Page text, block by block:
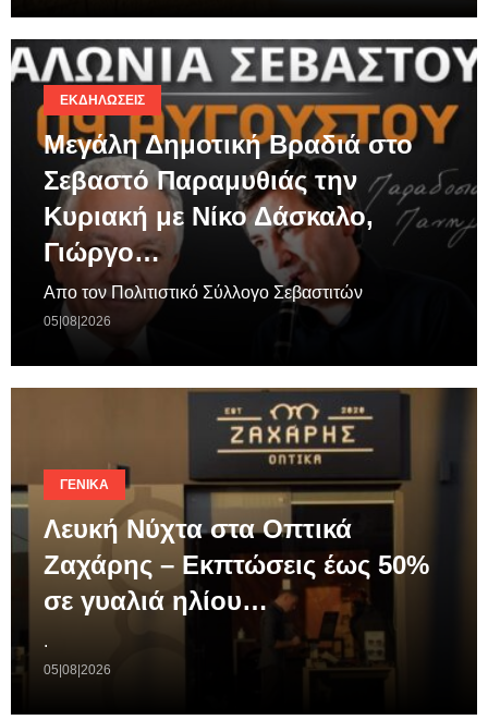
ΕΚΔΗΛΏΣΕΙΣ
Μεγάλη Δημοτική Βραδιά στο
Σεβαστό Παραμυθιάς την
Κυριακή με Νίκο Δάσκαλο,
Γιώργο…
Απο τον Πολιτιστικό Σύλλογο Σεβαστιτών
05|08|2026
ΓΕΝΙΚΆ
Λευκή Νύχτα στα Οπτικά
Ζαχάρης – Εκπτώσεις έως 50%
σε γυαλιά ηλίου…
.
05|08|2026